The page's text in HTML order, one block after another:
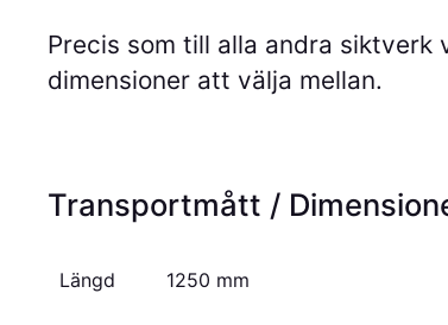
Precis som till alla andra
dimensioner att välja mellan.
Transportmått /
Längd 1250 mm